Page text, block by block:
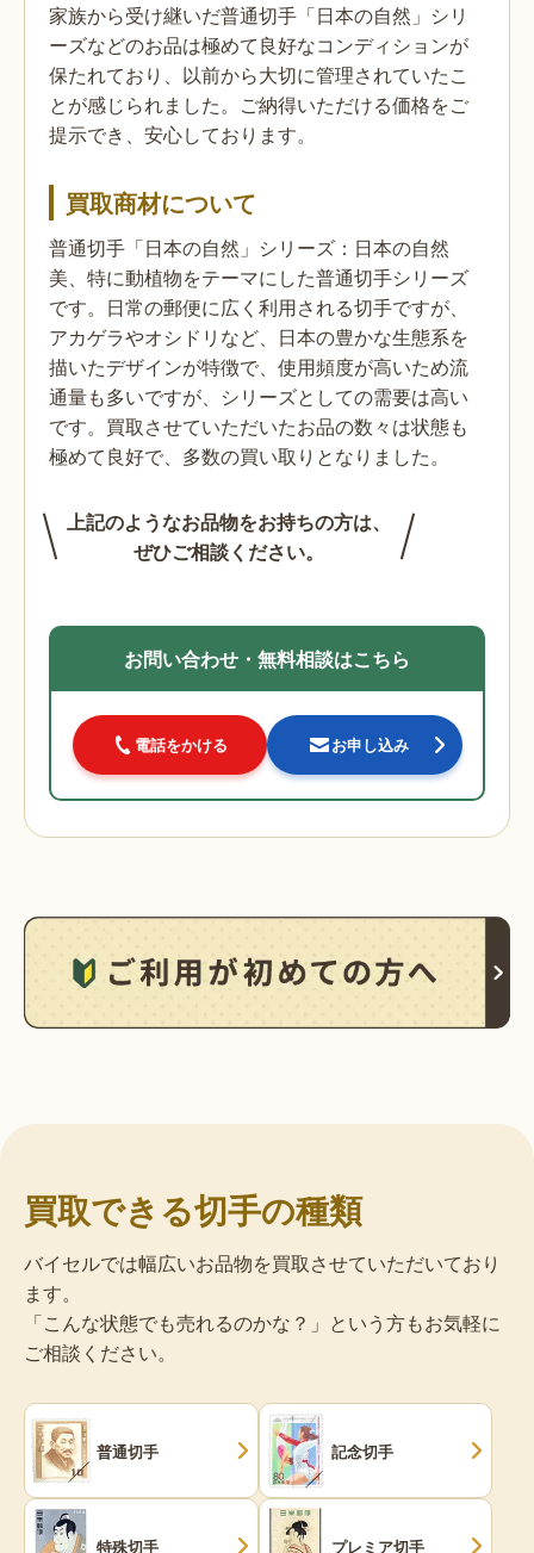
家族から受け継いだ普通切手「日本の自然」シリ
ーズなどのお品は極めて良好なコンディションが
保たれており、以前から大切に管理されていたこ
とが感じられました。ご納得いただける価格をご
提示でき、安心しております。
買取商材について
普通切手「日本の自然」シリーズ：日本の自然
美、特に動植物をテーマにした普通切手シリーズ
です。日常の郵便に広く利用される切手ですが、
アカゲラやオシドリなど、日本の豊かな生態系を
描いたデザインが特徴で、使用頻度が高いため流
通量も多いですが、シリーズとしての需要は高い
です。買取させていただいたお品の数々は状態も
極めて良好で、多数の買い取りとなりました。
上記のようなお品物をお持ちの方は、
ぜひご相談ください。
お問い合わせ・無料相談はこちら
電話をかける お申し込み
買取できる切手の種類
バイセルでは幅広いお品物を買取させていただいており
ます。
「こんな状態でも売れるのかな？」という方もお気軽に
ご相談ください。
普通切手 記念切手
特殊切手 プレミア切手